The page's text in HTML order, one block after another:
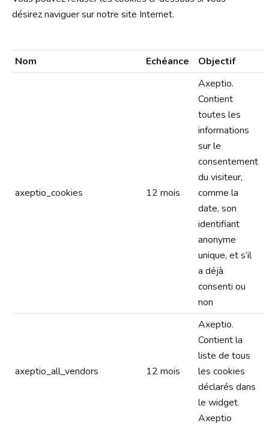
désirez naviguer sur notre site Internet.
Nom Echéance Objectif
axeptio_cookies 12 mois
Axeptio.
Contient
toutes les
informations
sur le
consentement
du visiteur,
comme la
date, son
identifiant
anonyme
unique, et s’il
a déjà
consenti ou
non
axeptio_all_vendors 12 mois
Axeptio.
Contient la
liste de tous
les cookies
déclarés dans
le widget
Axeptio